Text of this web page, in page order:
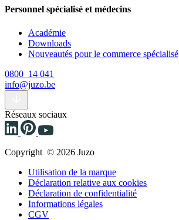
Personnel spécialisé et médecins
Académie
Downloads
Nouveautés pour le commerce spécialisé
0800 14 041
info@juzo.be
Réseaux sociaux
Copyright © 2026 Juzo
Utilisation de la marque
Déclaration relative aux cookies
Déclaration de confidentialité
Informations légales
CGV